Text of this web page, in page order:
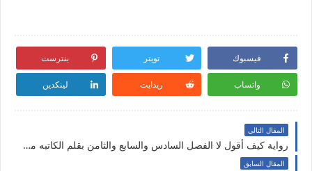
فيسبوك تويتر بنترست
واتساب ريدايت لينكدين
المقال التالي
رواية كيف أقول لا الفصل السادس والسابع والثامن بقلم الكاتبه مريم محمد غريب حصريه وجديده على مدونة النجم المتوهج
المقال السابق